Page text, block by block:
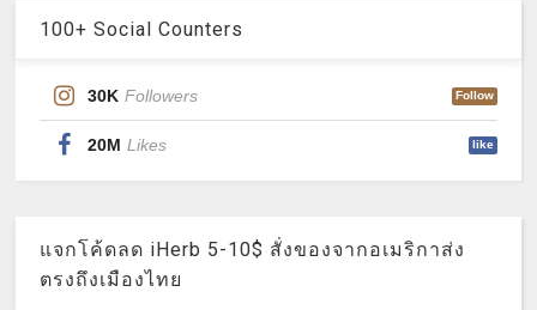
100+ Social Counters
30K Followers Follow
20M Likes like
แจกโค้ดลด iHerb 5-10$ สั่งของจากอเมริกาส่ง
ตรงถึงเมืองไทย